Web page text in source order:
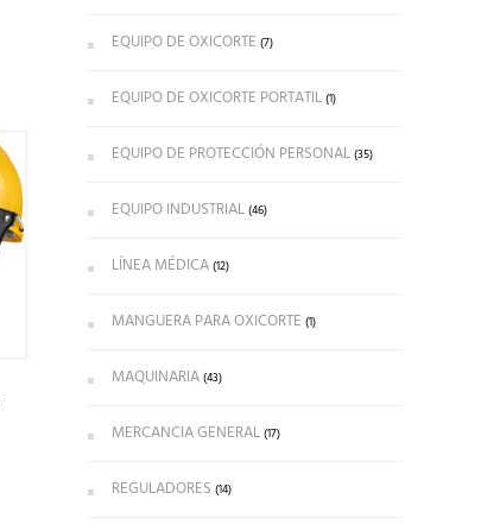
EQUIPO DE OXICORTE (7)
EQUIPO DE OXICORTE PORTATIL(1)
EQUIPO DE PROTECCIÓN PERSONAL(35)
EQUIPO INDUSTRIAL(46)
LÍNEA MÉDICA(12)
MANGUERA PARA OXICORTE (1)
MAQUINARIA(43)
MERCANCIA GENERAL(17)
REGULADORES (14)